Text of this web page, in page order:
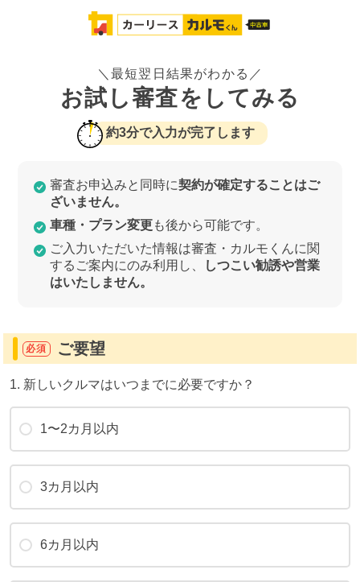
＼最短翌日結果がわかる／
お試し審査をしてみる
約3分で入力が完了します
審査お申込みと同時に契約が確定することはご
ざいません。
車種・プラン変更も後から可能です。
ご入力いただいた情報は審査・カルモくんに関
するご案内にのみ利用し、
しつこい勧誘や営業
はいたしません。
必須 ご要望
1. 新しいクルマはいつまでに必要ですか？
1〜2カ月以内
3カ月以内
6カ月以内